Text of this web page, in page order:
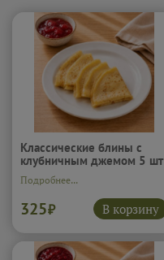
Классические блины с
клубничным джемом 5 шт
(5шт)
Подробнее...
325₽ В корзину